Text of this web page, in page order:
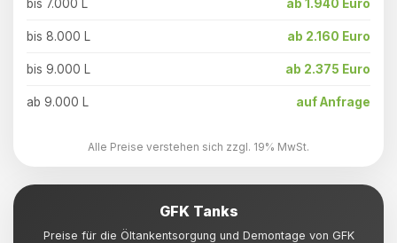
bis 7.000 L ab 1.940 Euro
bis 8.000 L ab 2.160 Euro
bis 9.000 L ab 2.375 Euro
ab 9.000 L auf Anfrage
Alle Preise verstehen sich zzgl. 19% MwSt.
GFK Tanks
Preise für die Öltankentsorgung und Demontage von GFK